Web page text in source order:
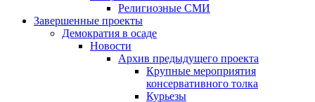
Религиозные СМИ
Завершенные проекты
Демократия в осаде
Новости
Архив предыдущего проекта
Крупные мероприятия
консервативного толка
Курьезы